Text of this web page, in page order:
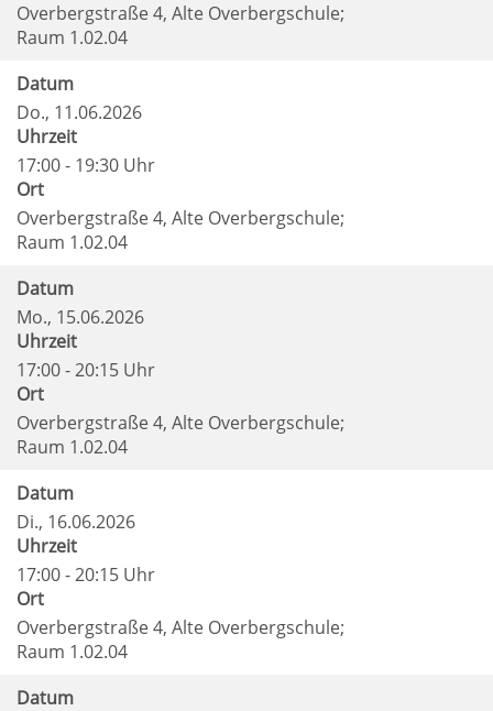
Overbergstraße 4, Alte Overbergschule;
Raum 1.02.04
Datum
Do., 11.06.2026
Uhrzeit
17:00 - 19:30 Uhr
Ort
Overbergstraße 4, Alte Overbergschule;
Raum 1.02.04
Datum
Mo., 15.06.2026
Uhrzeit
17:00 - 20:15 Uhr
Ort
Overbergstraße 4, Alte Overbergschule;
Raum 1.02.04
Datum
Di., 16.06.2026
Uhrzeit
17:00 - 20:15 Uhr
Ort
Overbergstraße 4, Alte Overbergschule;
Raum 1.02.04
Datum